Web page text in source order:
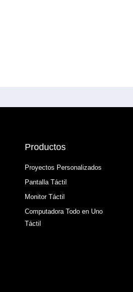
Productos
Proyectos Personalizados
Pantalla Táctil
Monitor Táctil
Computadora Todo en Uno
Táctil